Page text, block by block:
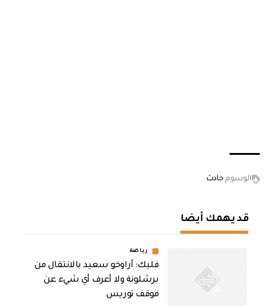
الوسوم حادث
قد يهمك أيضا
رياضة
فليك: أراوخو سعيد بالانتقال من
برشلونة ولا أعرف أي شيء عن
موقف توريس